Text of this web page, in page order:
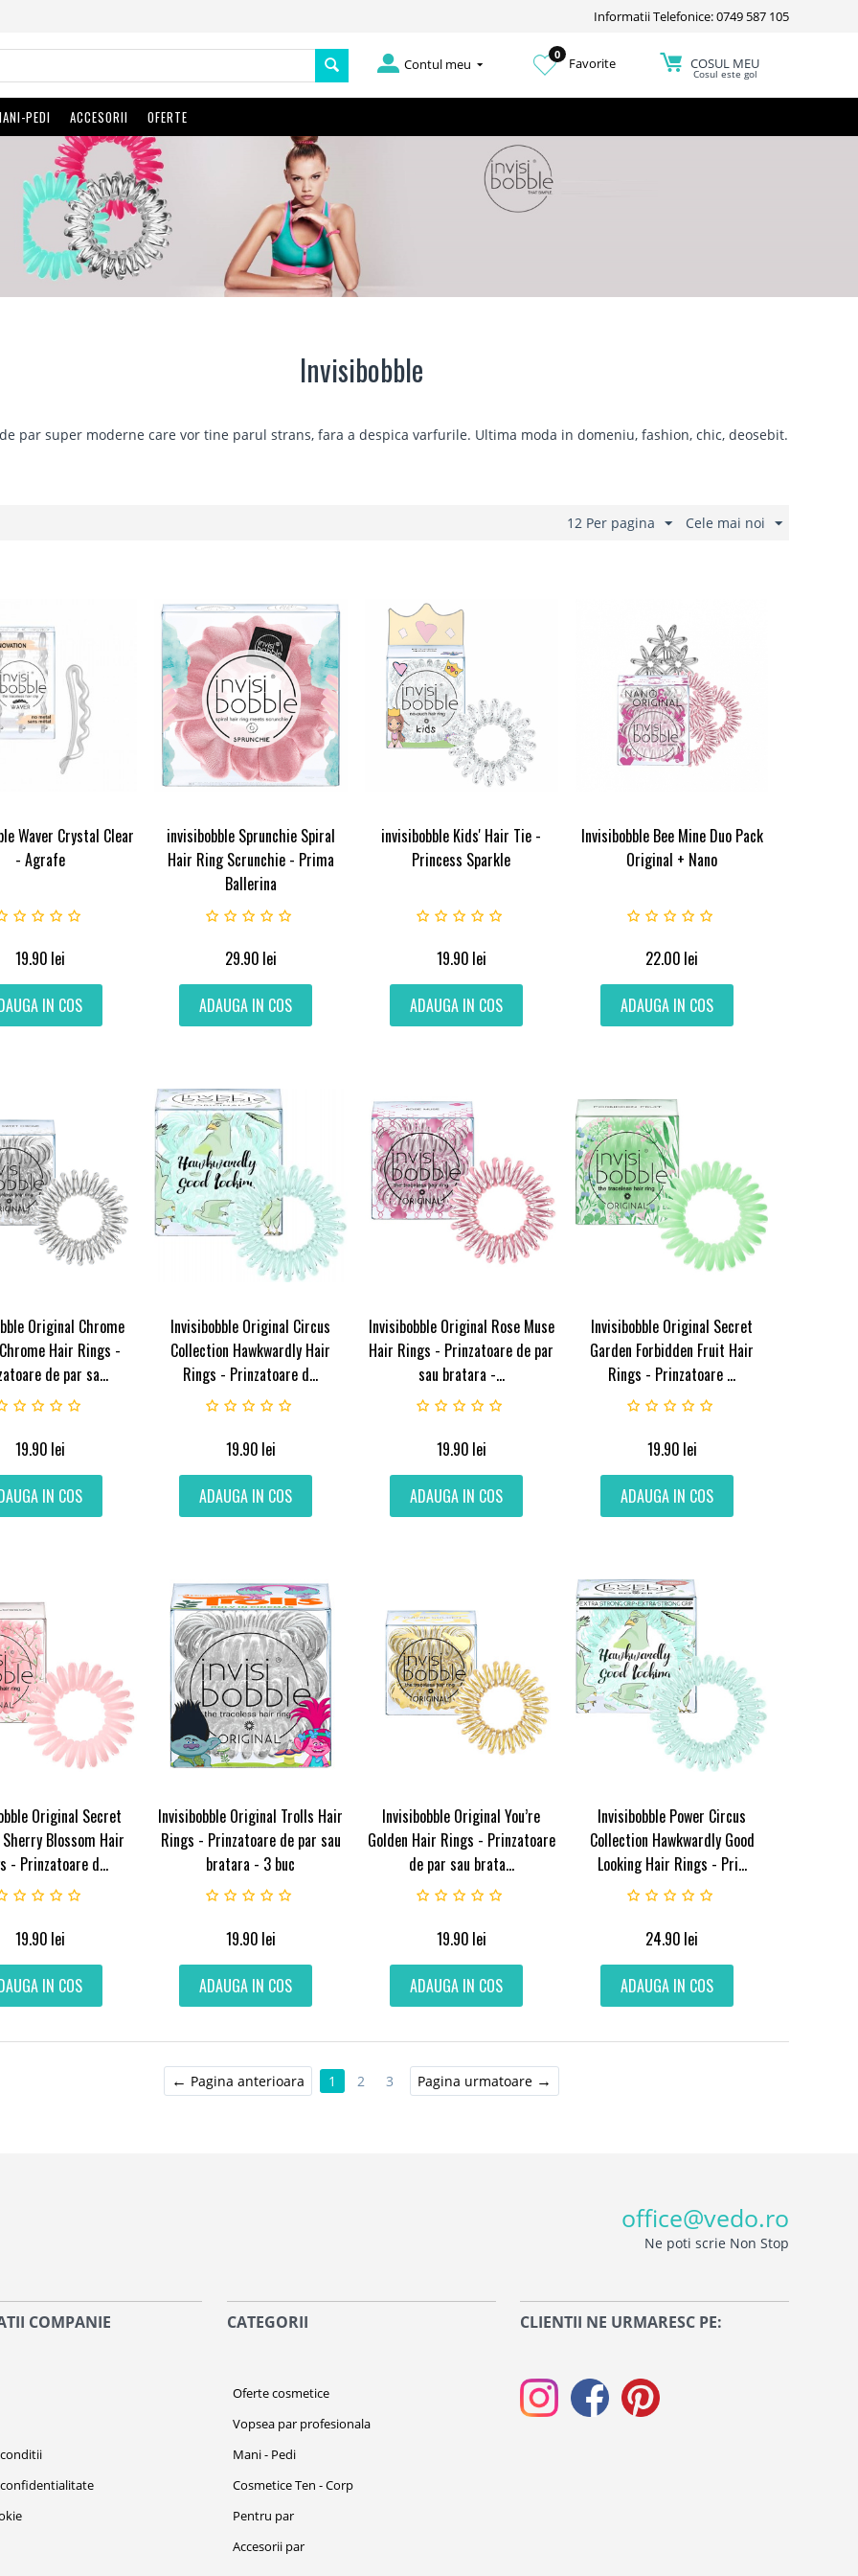
Informatii Telefonice: 0749 587 105
Contul meu
0
Favorite COSUL MEU
Cosul este gol
PEDI ACCESORII OFERTE
Invisibobble
par super moderne care vor tine parul strans, fara a despica varfurile. Ultima moda in domeniu, fashion, chic, deosebit.
Cele mai noi
12 Per pagina
Waver Crystal Clear
- Agrafe
19.90 lei
IN COS
invisibobble Sprunchie Spiral
Hair Ring Scrunchie - Prima
Ballerina
29.90 lei
ADAUGA IN COS
invisibobble Kids' Hair Tie -
Princess Sparkle
19.90 lei
ADAUGA IN COS
Invisibobble Bee Mine Duo Pack
Original + Nano
22.00 lei
ADAUGA IN COS
Original Chrome
Hair Rings -
de par sa...
19.90 lei
IN COS
Invisibobble Original Circus
Collection Hawkwardly Hair
Rings - Prinzatoare d...
19.90 lei
ADAUGA IN COS
Invisibobble Original Rose Muse
Hair Rings - Prinzatoare de par
sau bratara -...
19.90 lei
ADAUGA IN COS
Invisibobble Original Secret
Garden Forbidden Fruit Hair
Rings - Prinzatoare ...
19.90 lei
ADAUGA IN COS
Original Secret
Blossom Hair
- Prinzatoare d...
19.90 lei
IN COS
Invisibobble Original Trolls Hair
Rings - Prinzatoare de par sau
bratara - 3 buc
19.90 lei
ADAUGA IN COS
Invisibobble Original You’re
Golden Hair Rings - Prinzatoare
de par sau brata...
19.90 lei
ADAUGA IN COS
Invisibobble Power Circus
Collection Hawkwardly Good
Looking Hair Rings - Pri...
24.90 lei
ADAUGA IN COS
Pagina anterioara 1 2 3 Pagina urmatoare
office@vedo.ro
Ne poti scrie Non Stop
COMPANIE CATEGORII
Oferte cosmetice
Vopsea par profesionala
Mani - Pedi
Cosmetice Ten - Corp
Pentru par
Accesorii par
CLIENTII NE URMARESC PE: